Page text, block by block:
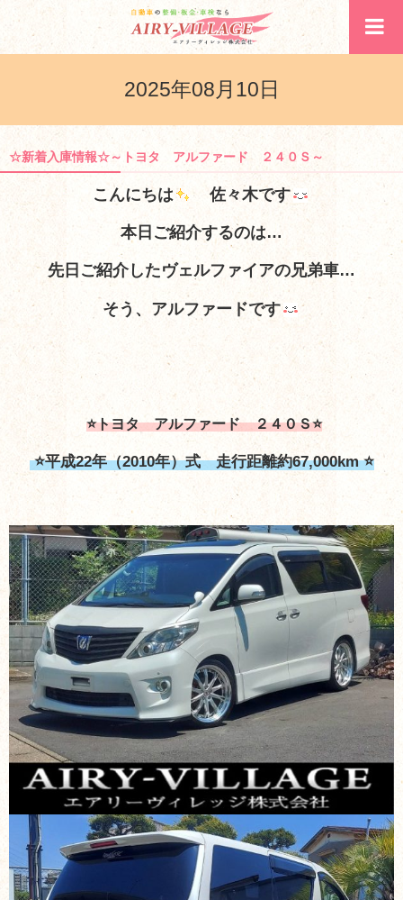
2025年08月10日
☆新着入庫情報☆～トヨタ アルファード ２４０Ｓ～
こんにちは 佐々木です
本日ご紹介するのは…
先日ご紹介したヴェルファイアの兄弟車…
そう、アルファードです
⭐トヨタ アルファード ２４０Ｓ⭐
⭐平成22年（2010年）式 走行距離約67,000km ⭐